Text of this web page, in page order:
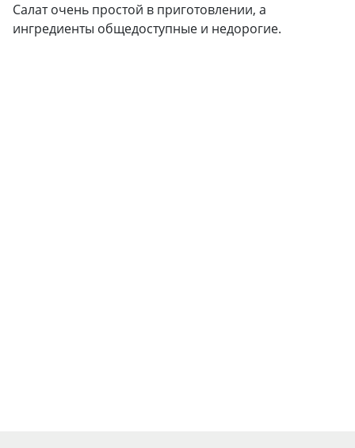
Салат очень простой в приготовлении, а
ингредиенты общедоступные и недорогие.